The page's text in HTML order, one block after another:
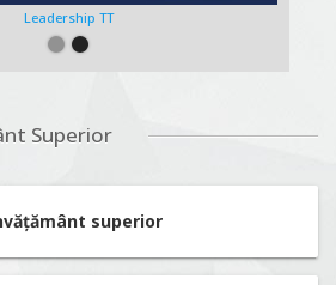
Leadership TT
Superior
superior